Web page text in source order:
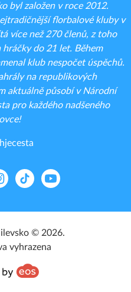
byl založen v roce 2012.
florbalové kluby v
více než 270 členů, z toho
do 21 let. Během
klub nespočet úspěchů.
na republikových
aktuálně působí v Národní
pro každého nadšeného
TikTok YouTube
© 2026.
vyhrazena